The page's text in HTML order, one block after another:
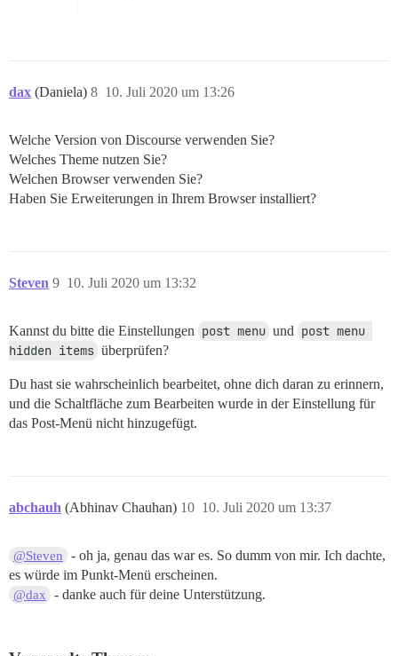
dax (Daniela) 10. Juli 2020 um 13:26
8
Welche Version von Discourse verwenden Sie?
Welches Theme nutzen Sie?
Welchen Browser verwenden Sie?
Haben Sie Erweiterungen in Ihrem Browser installiert?
Steven 10. Juli 2020 um 13:32
9
Kannst du bitte die Einstellungen post menu und post menu
hidden items überprüfen?
Du hast sie wahrscheinlich bearbeitet, ohne dich daran zu erinnern,
und die Schaltfläche zum Bearbeiten wurde in der Einstellung für
das Post-Menü nicht hinzugefügt.
abchauh (Abhinav Chauhan) 10. Juli 2020 um 13:37
10
@Steven
- oh ja, genau das war es. So dumm von mir. Ich dachte,
es würde im Punkt-Menü erscheinen.
@dax - danke auch für deine Unterstützung.